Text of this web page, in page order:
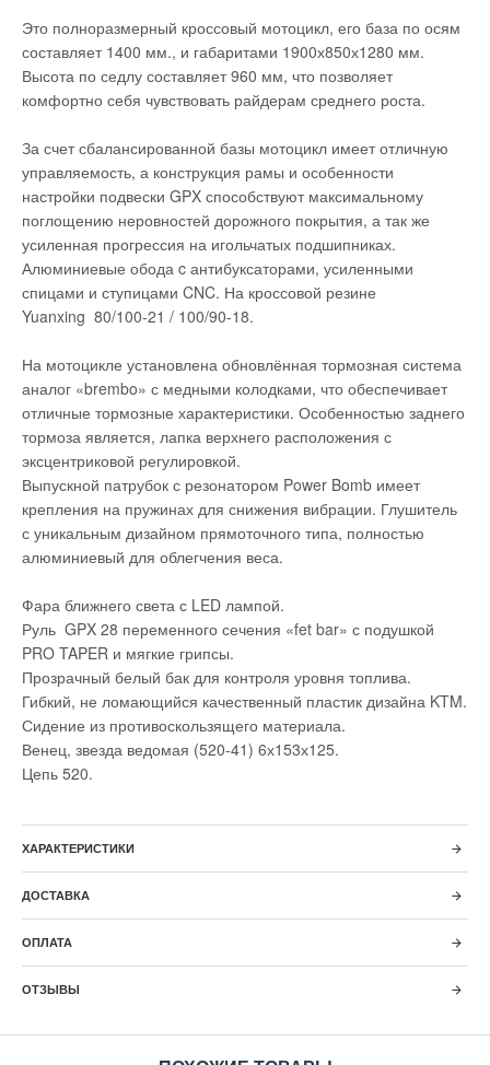
Это полноразмерный кроссовый мотоцикл, его база по осям
составляет 1400 мм., и габаритами 1900х850х1280 мм.
Высота по седлу составляет 960 мм, что позволяет
комфортно себя чувствовать райдерам среднего роста.
За счет сбалансированной базы мотоцикл имеет отличную
управляемость, а конструкция рамы и особенности
настройки подвески GPX способствуют максимальному
поглощению неровностей дорожного покрытия, а так же
усиленная прогрессия на игольчатых подшипниках.
Алюминиевые обода c антибуксаторами, усиленными
спицами и ступицами CNC. На кроссовой резине
Yuanxing 80/100-21 / 100/90-18.
На мотоцикле установлена обновлённая тормозная система
аналог «brembo» с медными колодками, что обеспечивает
отличные тормозные характеристики. Особенностью заднего
тормоза является, лапка верхнего расположения с
эксцентриковой регулировкой.
Выпускной патрубок с резонатором Power Bomb имеет
крепления на пружинах для снижения вибрации. Глушитель
с уникальным дизайном прямоточного типа, полностью
алюминиевый для облегчения веса.
Фара ближнего света с LED лампой.
Руль GPX 28 переменного сечения «fet bar» с подушкой
PRO TAPER и мягкие грипсы.
Прозрачный белый бак для контроля уровня топлива.
Гибкий, не ломающийся качественный пластик дизайна KTM.
Сидение из противоскользящего материала.
Венец, звезда ведомая (520-41) 6х153х125.
Цепь 520.
ХАРАКТЕРИСТИКИ
ДОСТАВКА
ОПЛАТА
ОТЗЫВЫ